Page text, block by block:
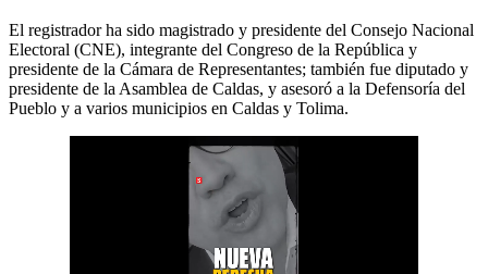
El registrador ha sido magistrado y presidente del Consejo Nacional
Electoral (CNE), integrante del Congreso de la República y
presidente de la Cámara de Representantes; también fue diputado y
presidente de la Asamblea de Caldas, y asesoró a la Defensoría del
Pueblo y a varios municipios en Caldas y Tolima.